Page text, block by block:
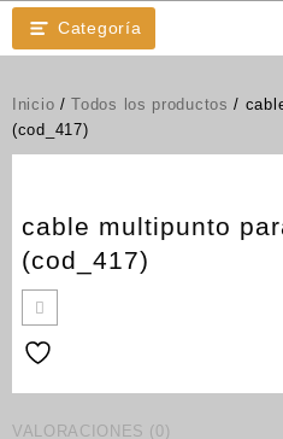
Categoría
Inicio /Todos los productos /
(cod_417)
cable multipunto
(cod_417)
VALORACIONES (0)